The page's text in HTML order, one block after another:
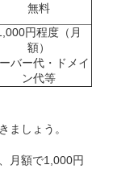
無料
円程度（月
額）
バー代・ドメイ
ン代等
ましょう。
月額で1,000円